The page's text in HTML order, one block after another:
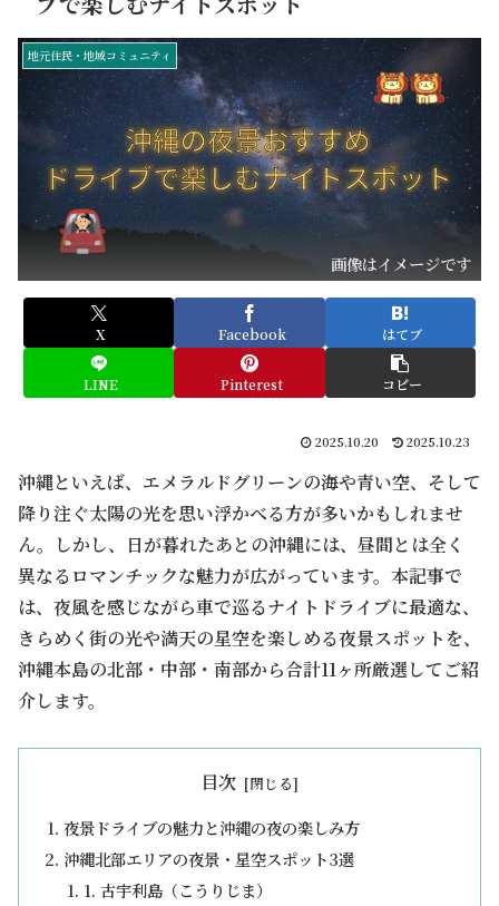
地元住民・地域コミュニティ
画像はイメージです
X Facebook はてブ
LINE Pinterest コピー
2025.10.20 2025.10.23
沖縄といえば、エメラルドグリーンの海や青い空、そして
降り注ぐ太陽の光を思い浮かべる方が多いかもしれませ
ん。しかし、日が暮れたあとの沖縄には、昼間とは全く
異なるロマンチックな魅力が広がっています。本記事で
は、夜風を感じながら車で巡るナイトドライブに最適な、
きらめく街の光や満天の星空を楽しめる夜景スポットを、
沖縄本島の北部・中部・南部から合計11ヶ所厳選してご紹
介します。
目次
夜景ドライブの魅力と沖縄の夜の楽しみ方
沖縄北部エリアの夜景・星空スポット3選
1. 古宇利島（こうりじま）